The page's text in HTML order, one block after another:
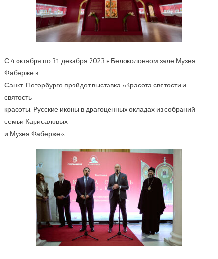
С 4 октября по 31 декабря 2023 в Белоколонном зале Музея
Фаберже в
Санкт-Петербурге пройдет выставка «Красота святости и
святость
красоты. Русские иконы в драгоценных окладах из собраний
семьи Карисаловых
и Музея Фаберже».